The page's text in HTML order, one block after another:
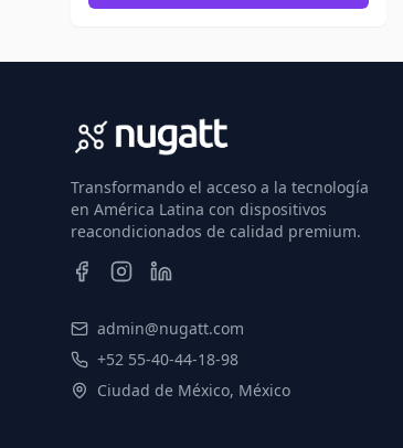
Transformando el acceso a la tecnología
en América Latina con dispositivos
reacondicionados de calidad premium.
admin@nugatt.com
+52 55-40-44-18-98
Ciudad de México, México